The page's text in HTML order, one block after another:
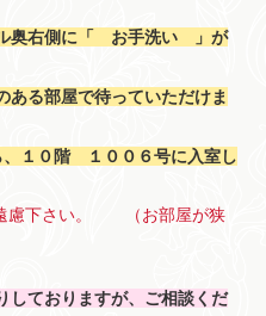
ル奥右側に「 お手洗い 」が
ある部屋で待っていただけま
、１０階 １００６号に入室し
慮下さい。 （お部屋が狭
しておりますが、ご相談くだ